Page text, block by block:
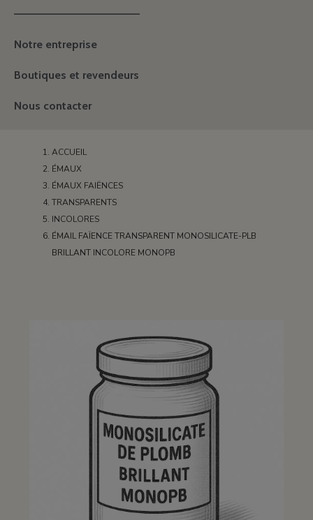
———————————————
Notre entreprise
Boutiques et revendeurs
Nous contacter
ACCUEIL
ÉMAUX
ÉMAUX FAIËNCES
TRANSPARENTS
INCOLORES
ÉMAIL FAÏENCE TRANSPARENT MONOSILICATE-PLB
BRILLANT INCOLORE MONOPB